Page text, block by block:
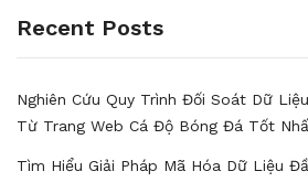
Recent Posts
Nghiên Cứu Quy Trình Đối Soát Dữ
Từ Trang Web Cá Độ Bóng Đá Tốt
Tìm Hiểu Giải Pháp Mã Hóa Dữ Liệu